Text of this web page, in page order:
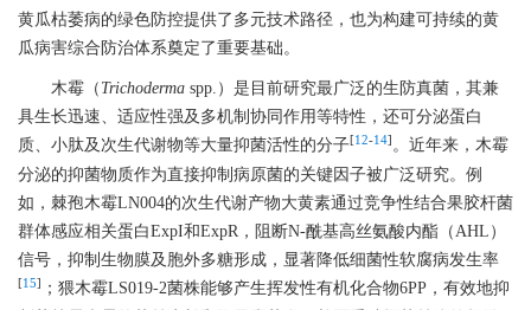
黄瓜枯萎病的绿色防控提供了多元技术路径，也为构建可持续的黄
瓜病害综合防治体系奠定了重要基础。
木霉（ Trichoderma spp.）是目前研究最广泛的生防真菌，其兼
具生长迅速、适应性强及多机制协同作用等特性，还可分泌蛋白
质、小肽及次生代谢物等大量抑菌活性的分子[12-14] 。近年来，木霉
分泌的抑菌物质作为直接抑制病原菌的关键因子被广泛研究。例
如，棘孢木霉LN004的次生代谢产物大黄素通过竞争性结合果胶杆菌
群体感应相关蛋白ExpI和ExpR，阻断N-酰基高丝氨酸内酯（AHL）
信号，抑制生物膜及胞外多糖形成，显著降低细菌性软腐病发生率
[15]
；猥木霉LS019-2菌株能够产生挥发性有机化合物6PP，有效地抑